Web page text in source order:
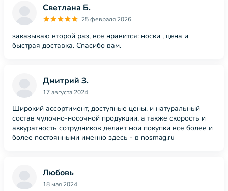
Светлана Б.
25 февраля 2026
заказываю второй раз, все нравится: носки , цена и
быстрая доставка. Спасибо вам.
Дмитрий З.
17 августа 2024
Широкий ассортимент, доступные цены, и натуральный
состав чулочно-носочной продукции, а также скорость и
аккуратность сотрудников делает мои покупки все более и
более постоянными именно здесь - в nosmag.ru
Любовь
18 мая 2024